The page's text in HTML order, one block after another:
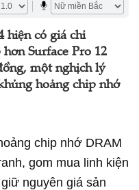
hiện có giá chỉ
Surface Pro 12
một nghịch lý
hoảng chip nhớ
chip nhớ DRAM
gom mua linh kiện
nguyên giá sản